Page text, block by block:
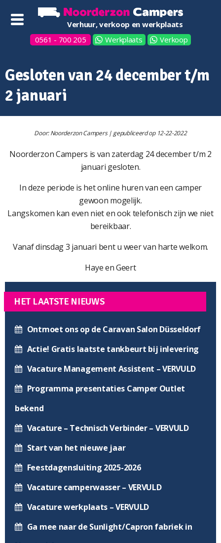
Verhuur, verkoop en werkplaats
0561 - 700 205
Werkplaats Verkoop
Gesloten van 24 december t/m
2 januari
Door: Noorderzon Campers | gepubliceerd op 12-22-2022
Noorderzon Campers is van zaterdag 24 december t/m 2
januari gesloten.
In deze periode is het online huren van een camper
gewoon mogelijk.
Langskomen kan even niet en ook telefonisch zijn we niet
bereikbaar.
Vanaf dinsdag 3 januari bent u weer van harte welkom.
Haye en Geert
HET LAATSTE NIEUWS
Ontmoet ons op de Caravan Salon Düsseldorf
Actie! Gratis laatste tankbeurt bij inlevering
Vacature Management Assistent – VERVULD
Programma presentaties Camper Outlet
bekend
Vacature – Technisch Verbinder – VERVULD
Start van het nieuwe jaar
Feestdagensluiting 2025-2026
Vacature camperwasser – VERVULD
Vacature werkplaats – VERVULD
Ga mee naar de Sunlight/Capron fabriek in